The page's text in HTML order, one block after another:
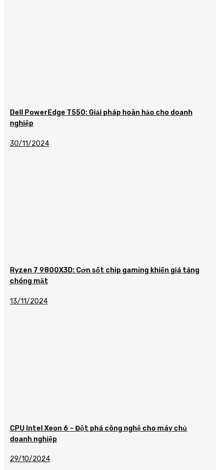
Dell PowerEdge T550: Giải pháp hoàn hảo cho doanh
nghiệp
30/11/2024
Ryzen 7 9800X3D: Cơn sốt chip gaming khiến giá tăng
chóng mặt
13/11/2024
CPU Intel Xeon 6 – Đột phá công nghệ cho máy chủ
doanh nghiệp
29/10/2024